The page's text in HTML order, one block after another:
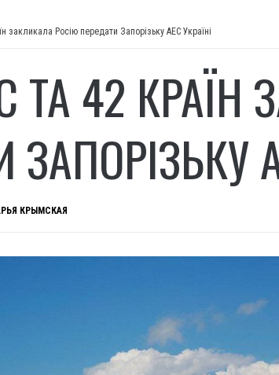
закликала Росію передати Запорізьку АЕС Україні
ТА 42 КРАЇН
КРЫМСКАЯ